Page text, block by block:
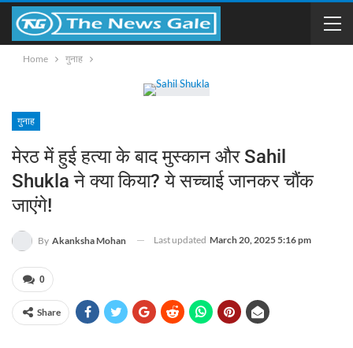
Home गुनाह
गुनाह
मेरठ में हुई हत्या के बाद मुस्कान और Sahil
Shukla ने क्या किया? ये सच्चाई जानकर चौंक
जाएंगे!
By Akanksha Mohan Last updated March 20, 2025 5:16 pm
0
Share